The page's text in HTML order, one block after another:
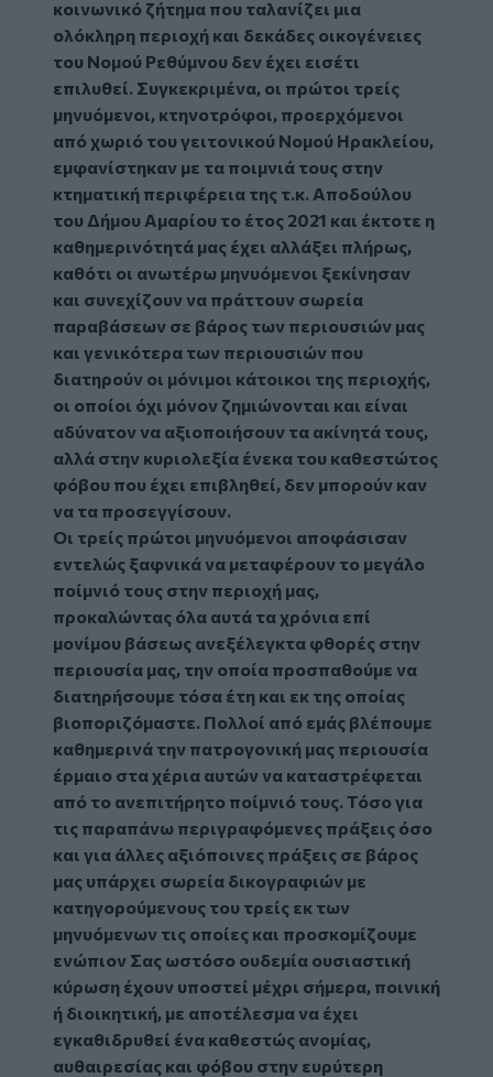
κοινωνικό ζήτημα που ταλανίζει μια
ολόκληρη περιοχή και δεκάδες οικογένειες
του Νομού Ρεθύμνου δεν έχει εισέτι
επιλυθεί. Συγκεκριμένα, οι πρώτοι τρείς
μηνυόμενοι, κτηνοτρόφοι, προερχόμενοι
από χωριό του γειτονικού Νομού Ηρακλείου,
εμφανίστηκαν με τα ποιμνιά τους στην
κτηματική περιφέρεια της τ.κ. Αποδούλου
του Δήμου Αμαρίου το έτος 2021 και έκτοτε η
καθημερινότητά μας έχει αλλάξει πλήρως,
καθότι οι ανωτέρω μηνυόμενοι ξεκίνησαν
και συνεχίζουν να πράττουν σωρεία
παραβάσεων σε βάρος των περιουσιών μας
και γενικότερα των περιουσιών που
διατηρούν οι μόνιμοι κάτοικοι της περιοχής,
οι οποίοι όχι μόνον ζημιώνονται και είναι
αδύνατον να αξιοποιήσουν τα ακίνητά τους,
αλλά στην κυριολεξία ένεκα του καθεστώτος
φόβου που έχει επιβληθεί, δεν μπορούν καν
να τα προσεγγίσουν.
Οι τρείς πρώτοι μηνυόμενοι αποφάσισαν
εντελώς ξαφνικά να μεταφέρουν το μεγάλο
ποίμνιό τους στην περιοχή μας,
προκαλώντας όλα αυτά τα χρόνια επί
μονίμου βάσεως ανεξέλεγκτα φθορές στην
περιουσία μας, την οποία προσπαθούμε να
διατηρήσουμε τόσα έτη και εκ της οποίας
βιοποριζόμαστε. Πολλοί από εμάς βλέπουμε
καθημερινά την πατρογονική μας περιουσία
έρμαιο στα χέρια αυτών να καταστρέφεται
από το ανεπιτήρητο ποίμνιό τους. Τόσο για
τις παραπάνω περιγραφόμενες πράξεις όσο
και για άλλες αξιόποινες πράξεις σε βάρος
μας υπάρχει σωρεία δικογραφιών με
κατηγορούμενους του τρείς εκ των
μηνυόμενων τις οποίες και προσκομίζουμε
ενώπιον Σας ωστόσο ουδεμία ουσιαστική
κύρωση έχουν υποστεί μέχρι σήμερα, ποινική
ή διοικητική, με αποτέλεσμα να έχει
εγκαθιδρυθεί ένα καθεστώς ανομίας,
αυθαιρεσίας και φόβου στην ευρύτερη